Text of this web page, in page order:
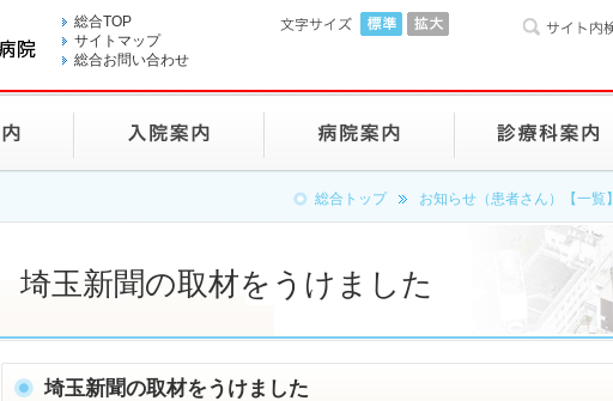
総合TOP
サイトマップ
総合お問い合わせ
総合トップ お知らせ（患者さん）【一覧】
埼玉新聞の取材をうけました
埼玉新聞の取材をうけました